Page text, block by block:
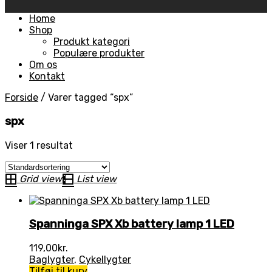
Skip
Home
Shop
Produkt kategori
Populære produkter
Om os
Kontakt
Forside / Varer tagged “spx”
spx
Viser 1 resultat
Grid view List view
Spanninga SPX Xb battery lamp 1 LED
119,00kr.
Baglygter, Cykellygter